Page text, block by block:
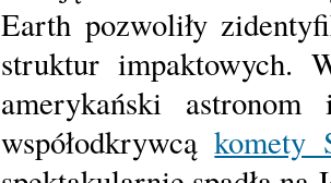
Earth pozwoliły
struktur impaktowych.
amerykański
współodkrywcąkomety